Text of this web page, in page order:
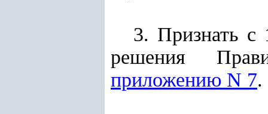
3. Признать с
решения
приложению N 7.